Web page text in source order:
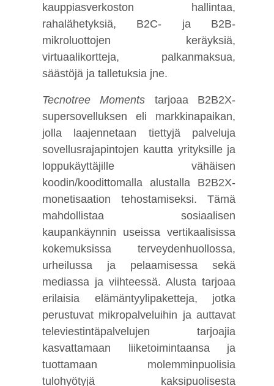
kauppiasverkoston hallintaa,
rahalähetyksiä, B2C- ja B2B-
mikroluottojen keräyksiä,
virtuaalikortteja, palkanmaksua,
säästöjä ja talletuksia jne.
Tecnotree Moments tarjoaa B2B2X-
supersovelluksen eli markkinapaikan,
jolla laajennetaan tiettyjä palveluja
sovellusrajapintojen kautta yrityksille ja
loppukäyttäjille vähäisen
koodin/koodittomalla alustalla B2B2X-
monetisaation tehostamiseksi. Tämä
mahdollistaa sosiaalisen
kaupankäynnin useissa vertikaalisissa
kokemuksissa terveydenhuollossa,
urheilussa ja pelaamisessa sekä
mediassa ja viihteessä. Alusta tarjoaa
erilaisia elämäntyylipaketteja, jotka
perustuvat mikropalveluihin ja auttavat
televiestintäpalvelujen tarjoajia
kasvattamaan liiketoimintaansa ja
tuottamaan molemminpuolisia
tulohyötyjä kaksipuolisesta